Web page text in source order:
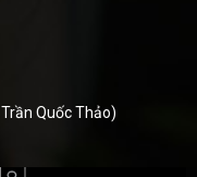
Quốc Thảo)